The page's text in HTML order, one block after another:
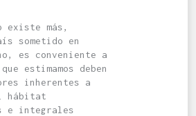
existe más,
sometido en
es conveniente a
estimamos deben
inherentes a
hábitat
e integrales